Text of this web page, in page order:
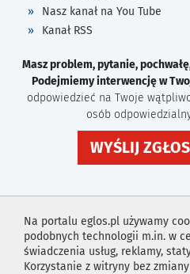
Na portalu eglos.pl używamy
podobnych technologii m.in. w
świadczenia usług, reklamy,
Korzystanie z witryny bez
Nasz kanał na You Tube
Kanał RSS
Masz problem, pytanie,
Podejmiemy interwencję w
odpowiedzieć na Twoje
osób
WYŚLIJ